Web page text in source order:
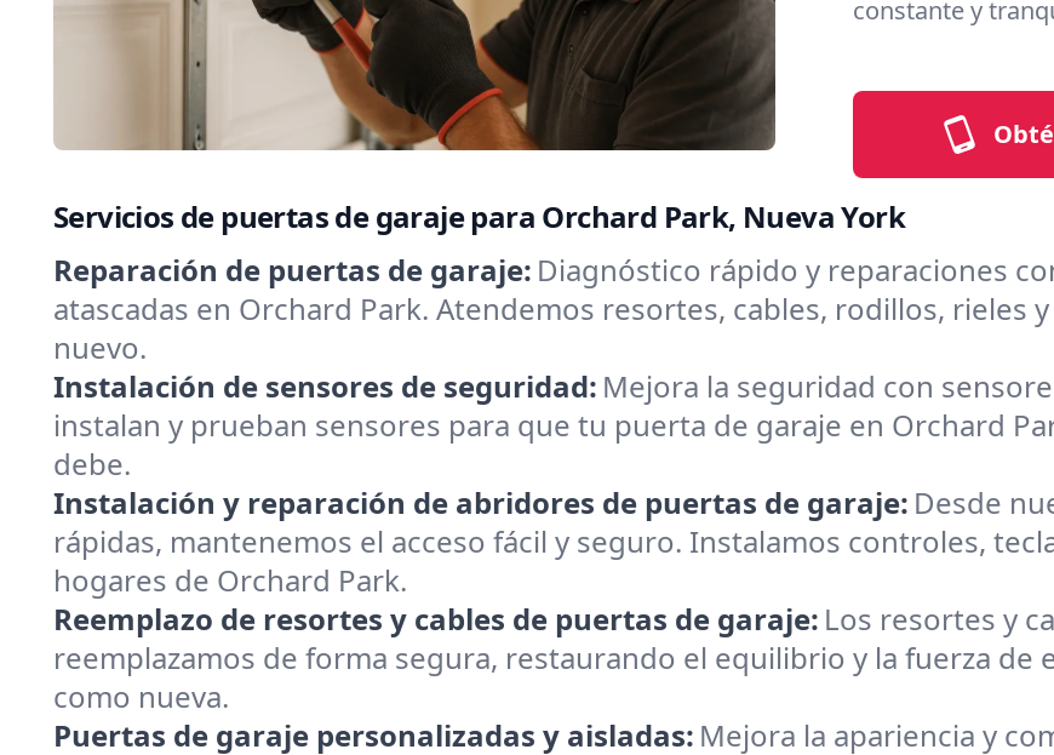
constante y
Servicios de puertas de garaje para Orchard Park, Nueva York
Reparación de puertas de garaje: Diagnóstico rápido y reparaciones
atascadas en Orchard Park. Atendemos resortes, cables, rodillos, rieles
nuevo.
Instalación de sensores de seguridad: Mejora la seguridad con
instalan y prueban sensores para que tu puerta de garaje en Orchard
debe.
Instalación y reparación de abridores de puertas de garaje: Desde
rápidas, mantenemos el acceso fácil y seguro. Instalamos controles,
hogares de Orchard Park.
Reemplazo de resortes y cables de puertas de garaje: Los resortes y
reemplazamos de forma segura, restaurando el equilibrio y la fuerza
como nueva.
Puertas de garaje personalizadas y aisladas: Mejora la apariencia y